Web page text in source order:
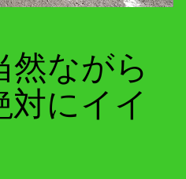
然ながら
にイイ